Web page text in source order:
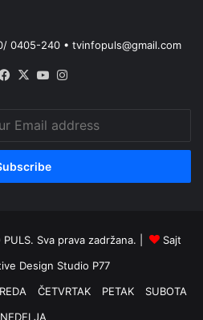
0405-240 • tvinfopuls@gmail.com
Facebook
X YouTube
Sva prava zadržana. |
Sajt
Design Studio P77
ČETVRTAK PETAK
SUBOTA
NEDELJA